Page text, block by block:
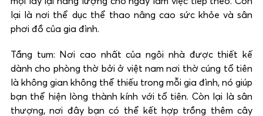
lại là nơi thể dục thể thao nâng cao sức khỏe và sân
phơi đồ của gia đình.
Tầng tum: Nơi cao nhất của ngôi nhà được thiết kế
dành cho phòng thờ bởi ở việt nam nơi thờ cúng tổ tiên
là không gian không thể thiếu trong mỗi gia đình, nó giúp
bạn thể hiện lòng thành kính với tổ tiên. Còn lại là sân
thượng, nơi đây bạn có thể kết hợp trồng thêm cây